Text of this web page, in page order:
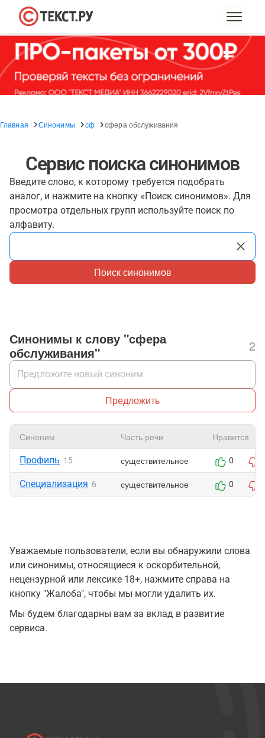
Главная Синонимы сф сфера обслуживания
Сервис поиска синонимов
Введите слово, к которому требуется подобрать
аналог, и нажмите на кнопку «Поиск синонимов». Для
просмотра отдельных групп используйте поиск по
алфавиту.
Поиск синонимов
Синонимы к слову "сфера
обслуживания"
2
Предложить
Синоним Часть речи Нравится
Профиль 15 существительное 0
Специализация 6 существительное 0
Уважаемые пользователи, если вы обнаружили слова
или синонимы, относящиеся к оскорбительной,
нецензурной или лексике 18+, нажмите справа на
кнопку "Жалоба", чтобы мы могли удалить их.
Мы будем благодарны вам за вклад в развитие
сервиса.